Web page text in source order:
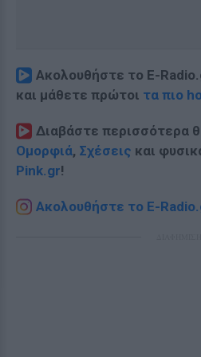
Ακολουθήστε το E-
και μάθετε πρώτοι τα πιο
Διαβάστε περισσότερα
Ομορφιά, Σχέσεις και
Pink.gr!
Ακολουθήστε το E-